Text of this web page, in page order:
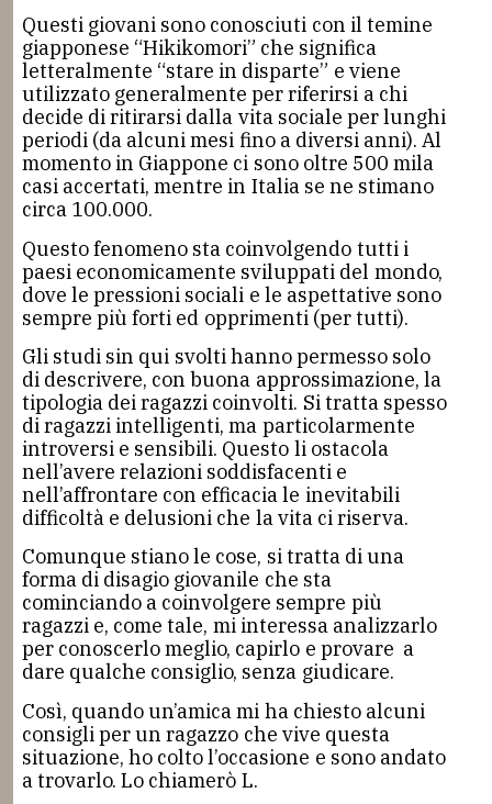
Questi giovani sono conosciuti con il temine
giapponese “Hikikomori” che significa
letteralmente “stare in disparte” e viene
utilizzato generalmente per riferirsi a chi
decide di ritirarsi dalla vita sociale per lunghi
periodi (da alcuni mesi fino a diversi anni). Al
momento in Giappone ci sono oltre 500 mila
casi accertati, mentre in Italia se ne stimano
circa 100.000.
Questo fenomeno sta coinvolgendo tutti i
paesi economicamente sviluppati del mondo,
dove le pressioni sociali e le aspettative sono
sempre più forti ed opprimenti (per tutti).
Gli studi sin qui svolti hanno permesso solo
di descrivere, con buona approssimazione, la
tipologia dei ragazzi coinvolti. Si tratta spesso
di ragazzi intelligenti, ma particolarmente
introversi e sensibili. Questo li ostacola
nell’avere relazioni soddisfacenti e
nell’affrontare con efficacia le inevitabili
difficoltà e delusioni che la vita ci riserva.
Comunque stiano le cose, si tratta di una
forma di disagio giovanile che sta
cominciando a coinvolgere sempre più
ragazzi e, come tale, mi interessa analizzarlo
per conoscerlo meglio, capirlo e provare a
dare qualche consiglio, senza giudicare.
Così, quando un’amica mi ha chiesto alcuni
consigli per un ragazzo che vive questa
situazione, ho colto l’occasione e sono andato
a trovarlo. Lo chiamerò L.